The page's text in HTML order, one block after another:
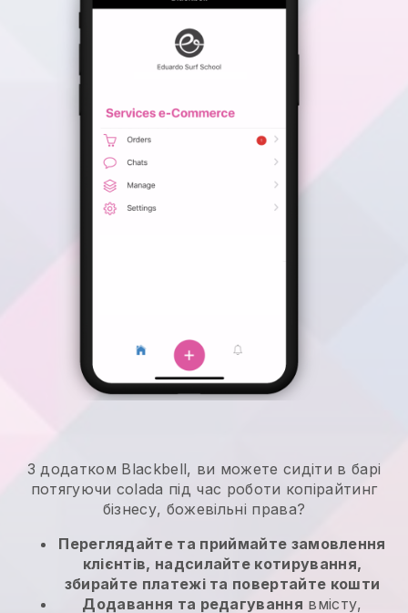
З додатком Blackbell, ви можете сидіти в барі
потягуючи colada під час роботи копірайтинг
бізнесу, божевільні права?
Переглядайте та приймайте замовлення
клієнтів, надсилайте котирування,
збирайте платежі та повертайте кошти
Додавання та редагування вмісту,